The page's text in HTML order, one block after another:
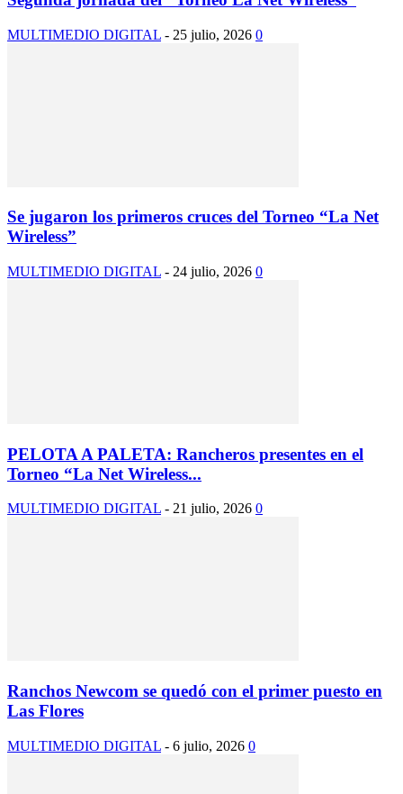
MULTIMEDIO DIGITAL - 25 julio, 2026 0
Se jugaron los primeros cruces del Torneo “La Net
Wireless”
MULTIMEDIO DIGITAL - 24 julio, 2026 0
PELOTA A PALETA: Rancheros presentes en el
Torneo “La Net Wireless...
MULTIMEDIO DIGITAL - 21 julio, 2026 0
Ranchos Newcom se quedó con el primer puesto en
Las Flores
MULTIMEDIO DIGITAL - 6 julio, 2026 0